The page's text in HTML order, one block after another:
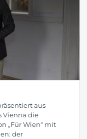
aus
Vienna die
„Für Wien“ mit
der